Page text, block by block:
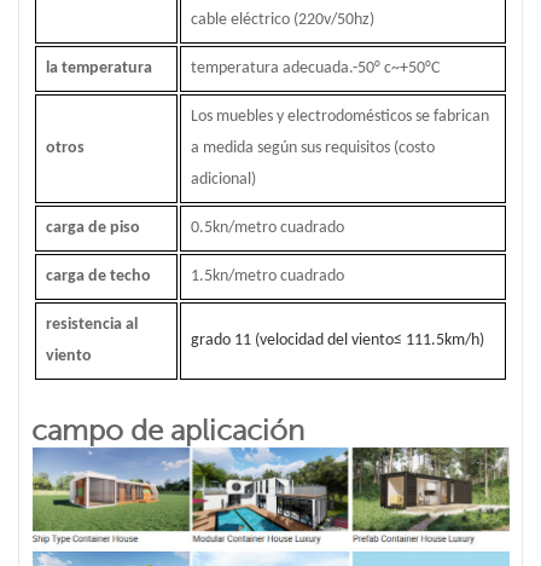
cable eléctrico (220v/50hz)
la temperatura temperatura adecuada.-50° c~+50°C
otros
Los muebles y electrodomésticos se fabrican
a medida según sus requisitos (costo
adicional)
carga de piso 0.5kn/metro cuadrado
carga de techo 1.5kn/metro cuadrado
resistencia al
viento
grado 11 (velocidad del viento≤ 111.5km/h)
campo de aplicación